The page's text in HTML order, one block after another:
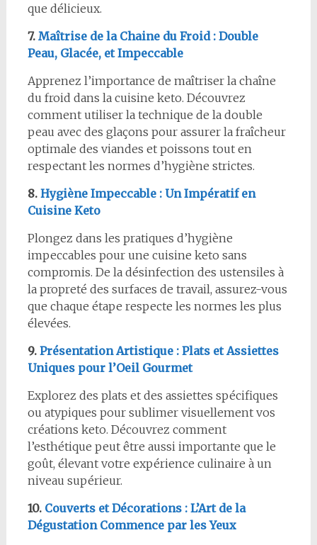
que délicieux.
7. Maîtrise de la Chaine du Froid : Double
Peau, Glacée, et Impeccable
Apprenez l’importance de maîtriser la chaîne
du froid dans la cuisine keto. Découvrez
comment utiliser la technique de la double
peau avec des glaçons pour assurer la fraîcheur
optimale des viandes et poissons tout en
respectant les normes d’hygiène strictes.
8. Hygiène Impeccable : Un Impératif en
Cuisine Keto
Plongez dans les pratiques d’hygiène
impeccables pour une cuisine keto sans
compromis. De la désinfection des ustensiles à
la propreté des surfaces de travail, assurez-vous
que chaque étape respecte les normes les plus
élevées.
9. Présentation Artistique : Plats et Assiettes
Uniques pour l’Oeil Gourmet
Explorez des plats et des assiettes spécifiques
ou atypiques pour sublimer visuellement vos
créations keto. Découvrez comment
l’esthétique peut être aussi importante que le
goût, élevant votre expérience culinaire à un
niveau supérieur.
10. Couverts et Décorations : L’Art de la
Dégustation Commence par les Yeux